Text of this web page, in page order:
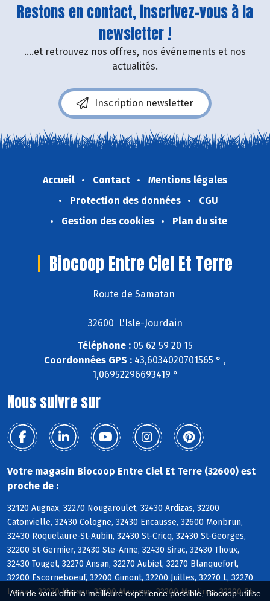
Afin de vous offrir la meilleure expérience possible, Biocoop utilise
Restons en contact, inscrivez-vous à la
newsletter !
....et retrouvez nos offres, nos événements et nos
actualités.
Inscription newsletter
Accueil Contact
Mentions légales
Protection des données
CGU
Gestion des cookies
Plan du site
Biocoop Entre Ciel Et Terre
Route de Samatan
32600 L'Isle-Jourdain
Téléphone : 05 62 59 20 15
Coordonnées GPS : 43,6034020701565 ° ,
1,06952296693419 °
Nous suivre sur
Votre magasin Biocoop Entre Ciel Et Terre (32600) est
proche de :
32120 Augnax, 32270 Nougaroulet, 32430 Ardizas, 32200
Catonvielle, 32430 Cologne, 32430 Encausse, 32600 Monbrun,
32430 Roquelaure-St-Aubin, 32430 St-Cricq, 32430 St-Georges,
32200 St-Germier, 32430 Ste-Anne, 32430 Sirac, 32430 Thoux,
32430 Touget, 32270 Ansan, 32270 Aubiet, 32270 Blanquefort,
32200 Escorneboeuf, 32200 Gimont, 32200 Juilles, 32270 L, 32270
Lussan, 32270 Marsan, 32200 Maurens, 32200 Montiron, 32200 St-